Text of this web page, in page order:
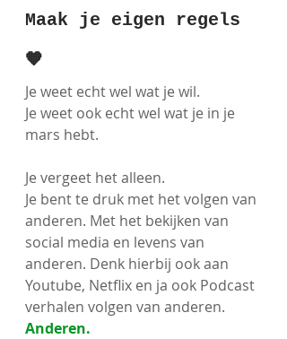
Maak je eigen regels
🧡
Je weet echt wel wat je wil.
Je weet ook echt wel wat je in je
mars hebt.
Je vergeet het alleen.
Je bent te druk met het volgen van
anderen. Met het bekijken van
social media en levens van
anderen. Denk hierbij ook aan
Youtube, Netflix en ja ook Podcast
verhalen volgen van anderen.
Anderen.